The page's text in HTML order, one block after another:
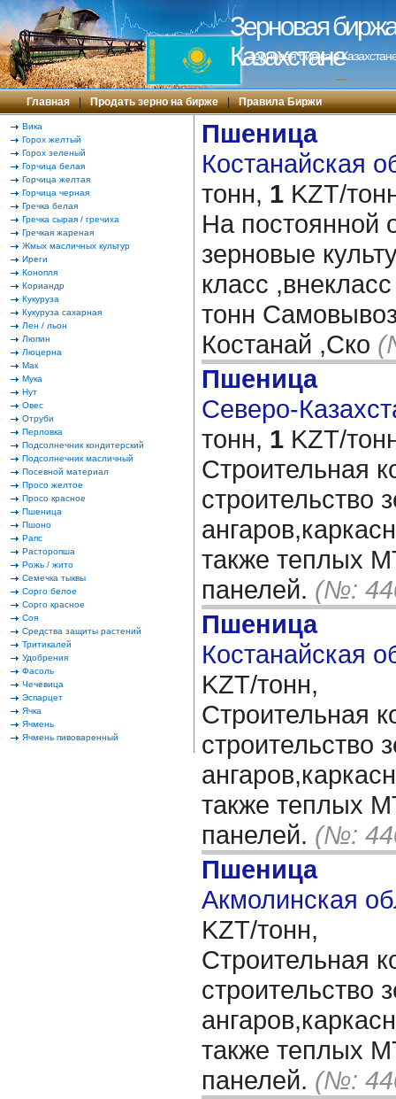
Зерновая
Казахстане
Зерновая биржа в
---
Главная | Продать зерно на бирже | Правила Биржи
Вика
Горох желтый
Горох зеленый
Горчица белая
Горчица желтая
Горчица черная
Гречка белая
Гречка сырая / гречиха
Гречкая жареная
Жмых масличных культур
Иреги
Конопля
Кориандр
Кукуруза
Кукуруза сахарная
Лен / льон
Люпин
Люцерна
Мак
Мука
Нут
Овес
Отруби
Перловка
Подсолнечник кондитерский
Подсолнечник масличный
Посевной материал
Просо желтое
Просо красное
Пшеница
Пшоно
Рапс
Расторопша
Рожь / жито
Семечка тыквы
Сорго белое
Сорго красное
Соя
Средства защиты растений
Тритикалей
Удобрения
Фасоль
Чечевица
Эспарцет
Ячка
Ячмень
Ячмень пивоваренный
Пшеница
Костанайская
тонн, 1 KZT/
На постоянной
зерновые
класс
тонн
Костанай ,Ско
Пшеница
Северо-
тонн, 1 KZT/
Строительная
строительство
также теплых
панелей. (№:
Пшеница
Костанайская
KZT/тонн,
Строительная
строительство
также теплых
панелей. (№:
Пшеница
Акмолинская
KZT/тонн,
Строительная
строительство
также теплых
панелей. (№: